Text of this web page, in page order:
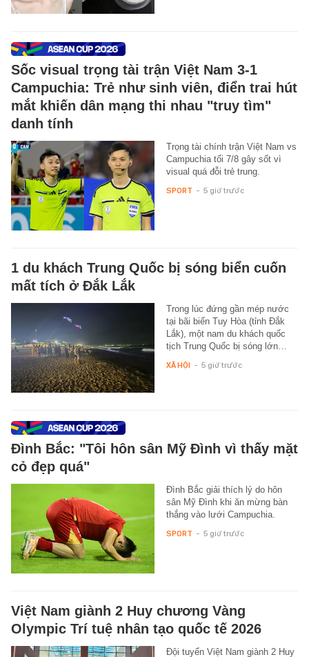
Sốc visual trọng tài trận Việt Nam 3-1
Campuchia: Trẻ như sinh viên, điển trai hút
mắt khiến dân mạng thi nhau "truy tìm"
danh tính
Trọng tài chính trận Việt Nam vs
Campuchia tối 7/8 gây sốt vì
visual quá đỗi trẻ trung.
SPORT - 5 giờ trước
1 du khách Trung Quốc bị sóng biển cuốn
mất tích ở Đắk Lắk
Trong lúc đứng gần mép nước
tại bãi biển Tuy Hòa (tỉnh Đắk
Lắk), một nam du khách quốc
tịch Trung Quốc bị sóng lớn…
XÃ HỘI - 5 giờ trước
Đình Bắc: "Tôi hôn sân Mỹ Đình vì thấy mặt
cỏ đẹp quá"
Đình Bắc giải thích lý do hôn
sân Mỹ Đình khi ăn mừng bàn
thắng vào lưới Campuchia.
SPORT - 5 giờ trước
Việt Nam giành 2 Huy chương Vàng
Olympic Trí tuệ nhân tạo quốc tế 2026
Đội tuyển Việt Nam giành 2 Huy